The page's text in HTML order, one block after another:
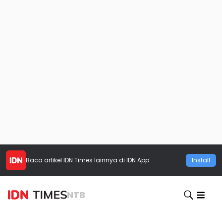
Baca artikel IDN Times lainnya di IDN App Install
NTB